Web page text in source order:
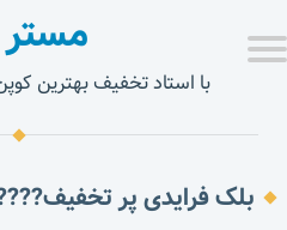
با استاد تخفیف بهترین
بلک فرایدی پر